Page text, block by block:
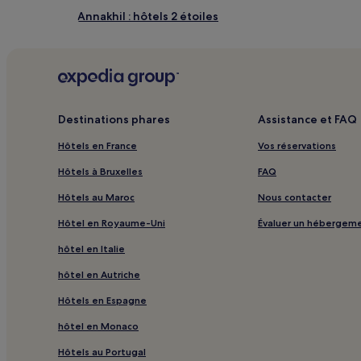
Annakhil : hôtels 2 étoiles
Annakhil : hôtels Hôtels familiaux
Annakhil : hôtels Hôtels avec spa
Ouahat Sidi Brahim : Villas
Ouahat Sidi Brahim : Maison d’hôtes
Ouahat Sidi Brahim : hôtels 3 étoiles
Ouahat Sidi Brahim : hôtels Hôtels d’affaires
Ouahat Sidi Brahim : hôtels Hôtels avec spa
Destinations phares
Hôtels en France
Hôtels à Bruxelles
Hôtels au Maroc
Hôtel en Royaume-Uni
hôtel en Italie
hôtel en Autriche
Hôtels en Espagne
hôtel en Monaco
Hôtels au Portugal
Assistance et FAQ
Vos réservations
FAQ
Nous contacter
Évaluer un